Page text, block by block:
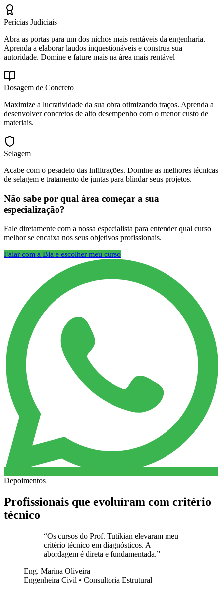
Perícias Judiciais
Abra as portas para um dos nichos mais rentáveis da engenharia.
Aprenda a elaborar laudos inquestionáveis e construa sua
autoridade. Domine e fature mais na área mais rentável
Dosagem de Concreto
Maximize a lucratividade da sua obra otimizando traços. Aprenda a
desenvolver concretos de alto desempenho com o menor custo de
materiais.
Selagem
Acabe com o pesadelo das infiltrações. Domine as melhores técnicas
de selagem e tratamento de juntas para blindar seus projetos.
Não sabe por qual área começar a sua
especialização?
Fale diretamente com a nossa especialista para entender qual curso
melhor se encaixa nos seus objetivos profissionais.
Falar com a Bia e escolher meu curso
Depoimentos
Profissionais que evoluíram com critério
técnico
“Os cursos do Prof. Tutikian elevaram meu
critério técnico em diagnósticos. A
abordagem é direta e fundamentada.”
Eng. Marina Oliveira
Engenheira Civil • Consultoria Estrutural